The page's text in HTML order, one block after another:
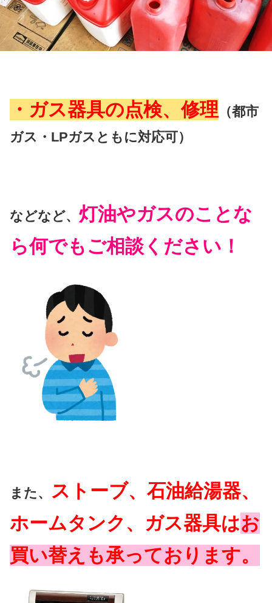
・ガス器具の点検、修理 （都市
ガス・LPガスともに対応可）
などなど、 灯油やガスのことな
ら何でもご相談ください！
また、 ストーブ、石油給湯器、
ホームタンク、ガス器具はお
買い替えも承っております。